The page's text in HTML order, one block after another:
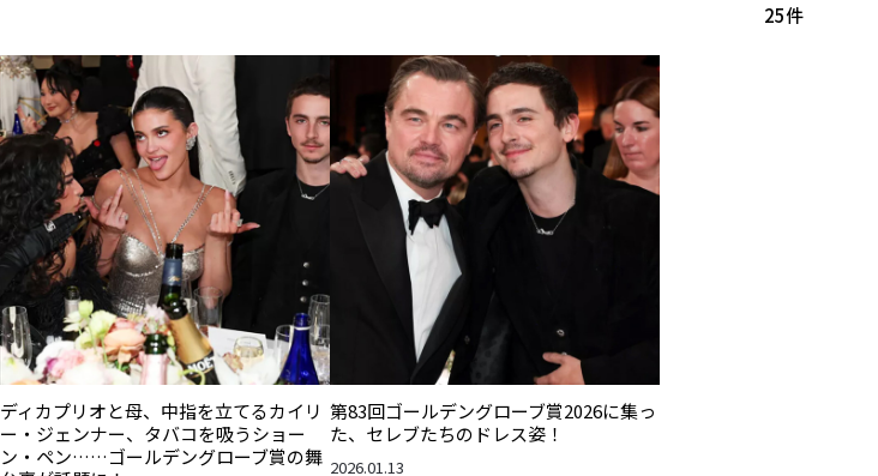
25件
ディカプリオと母、中指を立てるカイリ
ー・ジェンナー、タバコを吸うショー
ン・ペン……ゴールデングローブ賞の舞
第83回ゴールデングローブ賞2026に集っ
た、セレブたちのドレス姿！
2026.01.13